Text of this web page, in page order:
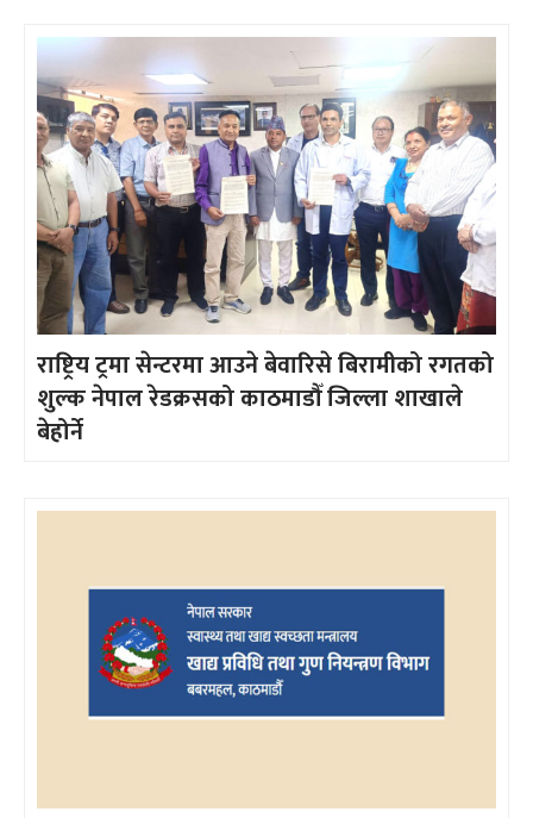
राष्ट्रिय ट्रमा सेन्टरमा आउने बेवारिसे बिरामीको रगतको
शुल्क नेपाल रेडक्रसको काठमाडौँ जिल्ला शाखाले
बेहोर्ने